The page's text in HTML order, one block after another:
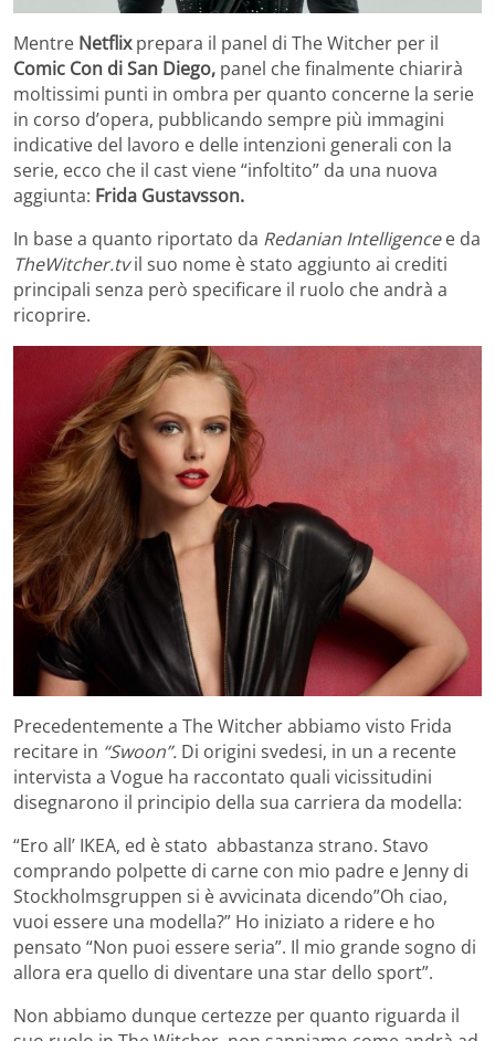
Mentre Netflixprepara il panel di The Witcher per il
Comic Con di San Diego, panel che finalmente chiarirà
moltissimi punti in ombra per quanto concerne la serie
in corso d’opera, pubblicando sempre più immagini
indicative del lavoro e delle intenzioni generali con la
serie, ecco che il cast viene “infoltito” da una nuova
aggiunta: Frida Gustavsson.
In base a quanto riportato da Redanian Intelligencee da
TheWitcher.tvil suo nome è stato aggiunto ai crediti
principali senza però specificare il ruolo che andrà a
ricoprire.
Precedentemente a The Witcher abbiamo visto Frida
recitare in “Swoon”. Di origini svedesi, in un a recente
intervista a Vogue ha raccontato quali vicissitudini
disegnarono il principio della sua carriera da modella:
“Ero all’ IKEA, ed è stato abbastanza strano. Stavo
comprando polpette di carne con mio padre e Jenny di
Stockholmsgruppen si è avvicinata dicendo”Oh ciao,
vuoi essere una modella?” Ho iniziato a ridere e ho
pensato “Non puoi essere seria”. Il mio grande sogno di
allora era quello di diventare una star dello sport”.
Non abbiamo dunque certezze per quanto riguarda il